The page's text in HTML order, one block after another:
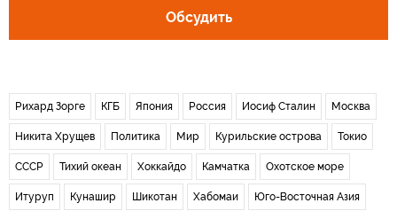
Обсудить
Рихард Зорге КГБ Япония Россия Иосиф Сталин Москва
Никита Хрущев Политика Мир Курильские острова Токио
СССР Тихий океан Хоккайдо Камчатка Охотское море
Итуруп Кунашир Шикотан Хабомаи Юго-Восточная Азия